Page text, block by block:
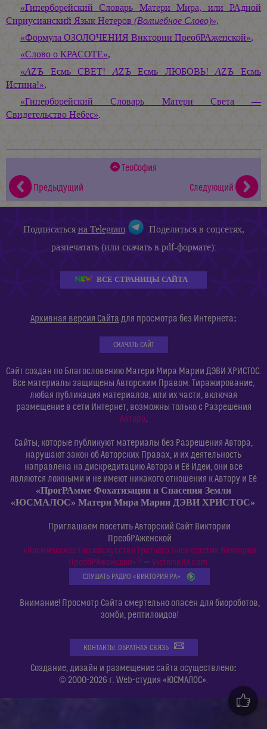
«Гиперборейский Словарь Матери Мира, или РАдной
Сириусианский Язык Нетеров (Волшебное Слово)»,
«Формула ОЗОЛОЧЕНИЯ Виктории ПреобРАженской»,
«Слово о КРАСОТЕ»,
«АZЪ Есмь СВЕТ!АZЪЕсмь ЛЮБОВЬ!АZЪ Есмь
Истина!»,
«Гиперборейский Словарь Матери Света —
Свидетельство Небес».
ТеоСофия
Предыдущий
Следующий
Подписатьсяна Telegram
Поделиться в соцсетях,
разпечатать (или скачать в pdf-формате):
ВСЕ СТРАНИЦЫ САЙТА
Архивная версия Сайта для просмотра без Интернета:
СКАЧАТЬ САЙТ
Сайт создан по Благословению Матери Мира Марии ДЭВИ ХРИСТОС.
Все материалы защищены Авторским Правом. Тиражирование,
любая публикация материалов, или их части, включая
размещение в сети Интернет, возможны только с Разрешения
Автора.
Сайты, которые публикуют материалы без Разрешения Автора,
нарушают закон об Авторских Правах, и их деятельность
направлена на дискредитацию Автора и Её Идеи, они все
являются ложными и не имеют никакого отношения к Автору и Её
«ПрогРАмме Фохатизации и Спасения Земли
«ЮСМАЛОС» Матери Мира Марии ДЭВИ ХРИСТОС».
Приглашаем посетить Авторский Сайт Виктории
ПреобРАженской
«Космическое Полиискусство Третьего Тысячелетия Виктории
ПреобРАженской»©— VictoriaRA.com
СЛУШАТЬ РАДИО «ВИКТОРИЯ РА»
Внимание! Просмотр Сайта смертельно опасен для биороботов,
зомби, рептилоидов!
КОНТАКТЫ. ОБРАТНАЯ СВЯЗЬ
Создание, дизайн и размещение сайта осуществлено:
© 2000-2026 г. Web-студия «ЮСМАЛОС».